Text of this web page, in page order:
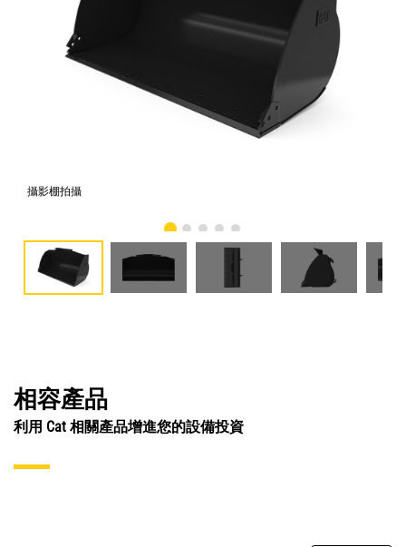
攝影棚拍攝
相容產品
利用 Cat 相關產品增進您的設備投資